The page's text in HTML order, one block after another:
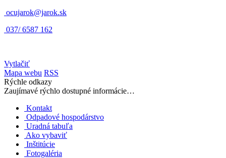
ocujarok@jarok.sk
037/ 6587 162
Vytlačiť
Mapa webu RSS
Rýchle odkazy
Zaujímavé rýchlo dostupné informácie…
Kontakt
Odpadové hospodárstvo
Uradná tabuľa
Ako vybaviť
Inštitúcie
Fotogaléria